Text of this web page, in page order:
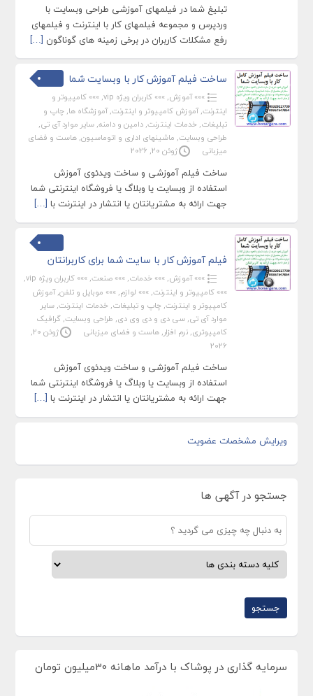
تبلیغ شما در فیلمهای آموزشی طراحی وبسایت با
وردپرس و مجموعه فیلمهای کار با اینترنت و فیلمهای
رفع مشکلات کاربران در برخی زمینه های گوناگون […]
ساخت فیلم آموزش کار با وبسایت شما
»»» آموزش, »»» کاربران ویژه vip , »»» کامپیوتر و
اینترنت,آموزش کامپیوتر و اینترنت,آموزشگاه ها, چاپ و
تبلیغات, خدمات اینترنت, دامین و دامنه, سایر موارد آی تی,
طراحی وبسایت, ماشینهای اداری و اتوماسیون, هاست و فضای
میزبانی
ژوئن 20, 2026
ساخت فیلم آموزشی و ساخت ویدئوی آموزش
استفاده از وبسایت یا وبلاگ یا فروشگاه اینترنتی شما
جهت ارائه به مشتریانتان یا انتشار در اینترنت با […]
فیلم آموزش کار با سایت شما برای کاربرانتان
»»» آموزش, »»» خدمات, »»» صنعت, »»» کاربران ویژه vip
,
»»» کامپیوتر و اینترنت, »»» لوازم, »»» موبایل و تلفن,آموزش
کامپیوتر و اینترنت, چاپ و تبلیغات, خدمات اینترنت, سایر
موارد آی تی, سی دی و دی وی دی, طراحی وبسایت, گرافیک
کامپیوتری, نرم افزار, هاست و فضای میزبانی
ژوئن 20,
2026
ساخت فیلم آموزشی و ساخت ویدئوی آموزش
استفاده از وبسایت یا وبلاگ یا فروشگاه اینترنتی شما
جهت ارائه به مشتریانتان یا انتشار در اینترنت با […]
ویرایش مشخصات عضویت
جستجو در آگهی ها
سرمایه گذاری در پوشاک با درآمد ماهانه 30میلیون تومان